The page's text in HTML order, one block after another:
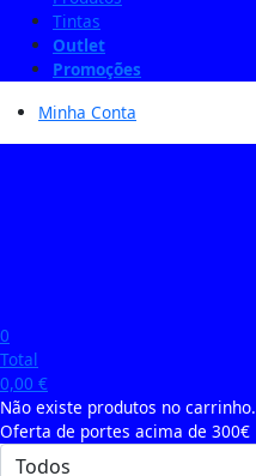
Tintas
Outlet
Promoções
Minha Conta
0
Total
0,00 €
Não existe produtos no carrinho.
Oferta de portes acima de 300€